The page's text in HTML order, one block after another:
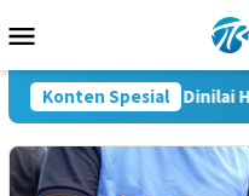
ke
Mobile
Konten Spesial
RUU HAM Dinilai